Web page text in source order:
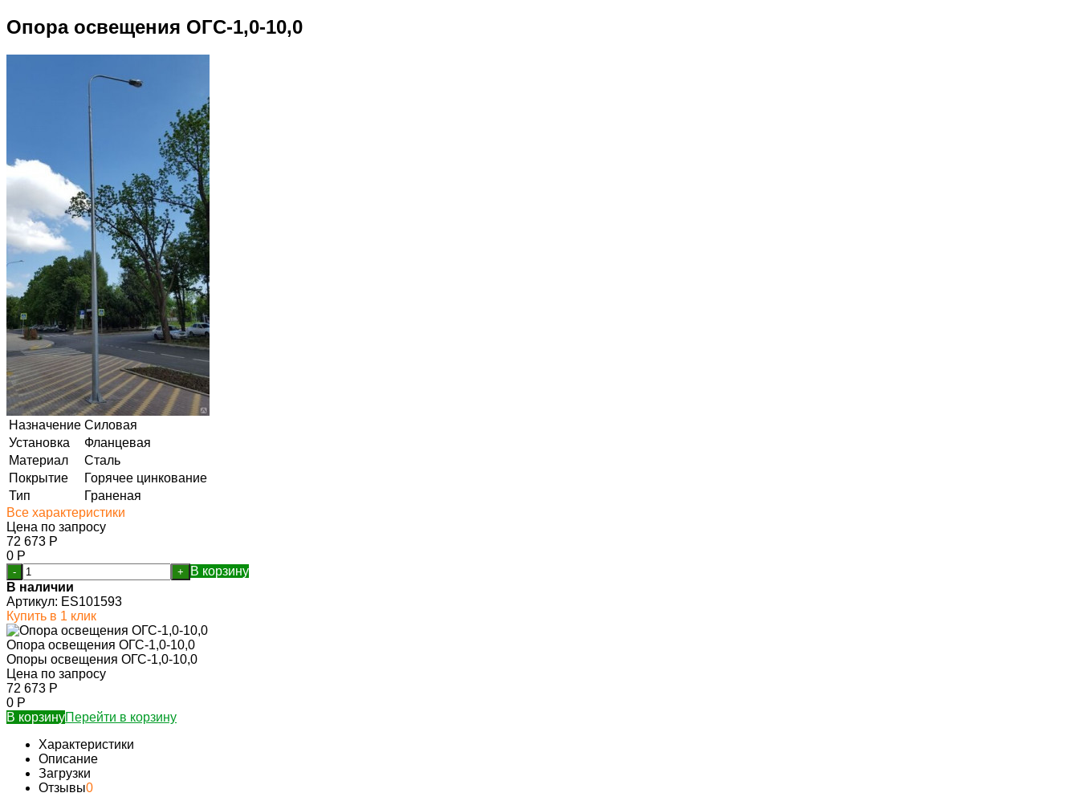
Опора освещения ОГС-1,0-10,0
Назначение Силовая
Установка
Фланцевая
Материал
Сталь
Покрытие
Горячее цинкование
Тип
Граненая
Все характеристики
Цена по запросу
72 673 Р
0 Р
- +
В корзину
В наличии
Артикул: ES101593
Купить в 1 клик
Опора освещения ОГС-1,0-10,0
Опоры освещения ОГС-1,0-10,0
Цена по запросу
72 673 Р
0 Р
В корзинуПерейти в корзину
Характеристики
Описание
Загрузки
Отзывы0